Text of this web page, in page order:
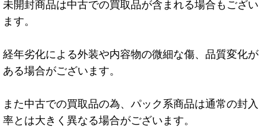
未開封商品は中古での買取品が含まれる場合もござい
ます。
経年劣化による外装や内容物の微細な傷、品質変化が
ある場合がございます。
また中古での買取品の為、パック系商品は通常の封入
率とは大きく異なる場合がございます。